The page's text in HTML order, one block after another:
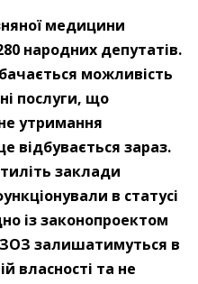
медицини
народних депутатів.
можливість
послуги, що
утримання
відбувається зараз.
заклади
в статусі
із законопроектом
залишатимуться в
власності та не